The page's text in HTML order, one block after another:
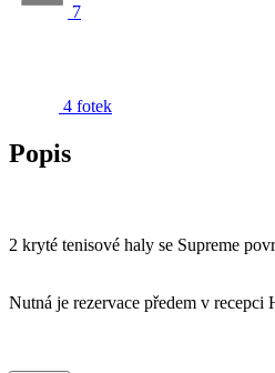
7
4 fotek
Popis
2 kryté tenisové haly se Supreme
Nutná je rezervace předem v recepci